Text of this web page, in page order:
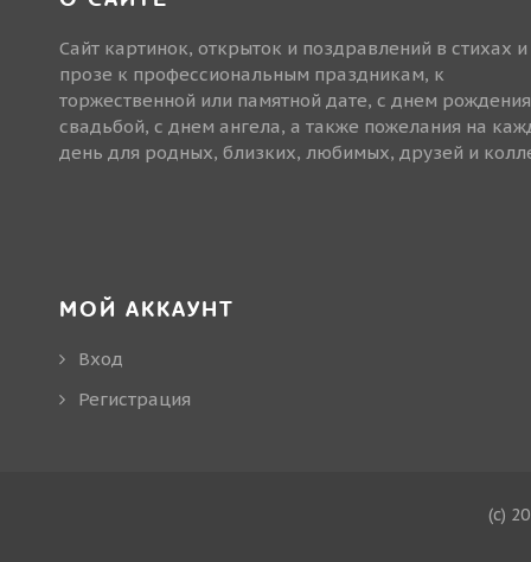
Сайт картинок, открыток и поздравлений в стихах и
прозе к профессиональным праздникам, к
торжественной или памятной дате, с днем
свадьбой, с днем ангела, а также пожелания на
день для родных, близких, любимых, друзей и
МОЙ АККАУНТ
Вход
Регистрация
(c)